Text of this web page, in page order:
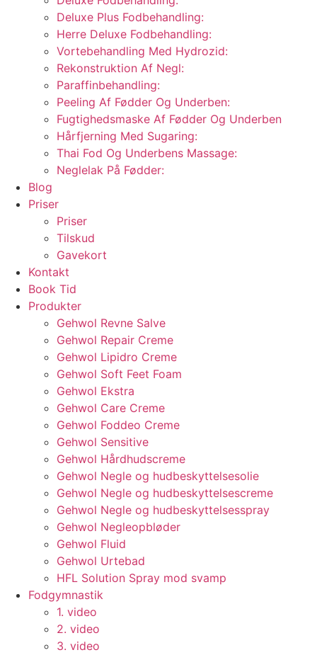
Deluxe Plus Fodbehandling:
Herre Deluxe Fodbehandling:
Vortebehandling Med Hydrozid:
Rekonstruktion Af Negl:
Paraffinbehandling:
Peeling Af Fødder Og Underben:
Fugtighedsmaske Af Fødder Og Underben
Hårfjerning Med Sugaring:
Thai Fod Og Underbens Massage:
Neglelak På Fødder:
Blog
Priser
Priser
Tilskud
Gavekort
Kontakt
Book Tid
Produkter
Gehwol Revne Salve
Gehwol Repair Creme
Gehwol Lipidro Creme
Gehwol Soft Feet Foam
Gehwol Ekstra
Gehwol Care Creme
Gehwol Foddeo Creme
Gehwol Sensitive
Gehwol Hårdhudscreme
Gehwol Negle og hudbeskyttelsesolie
Gehwol Negle og hudbeskyttelsescreme
Gehwol Negle og hudbeskyttelsesspray
Gehwol Negleopbløder
Gehwol Fluid
Gehwol Urtebad
HFL Solution Spray mod svamp
Fodgymnastik
1. video
2. video
3. video